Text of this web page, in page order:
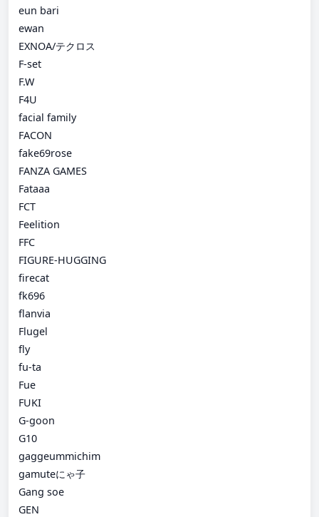
eun bari
ewan
EXNOA/テクロス
F-set
F.W
F4U
facial family
FACON
fake69rose
FANZA GAMES
Fataaa
FCT
Feelition
FFC
FIGURE-HUGGING
firecat
fk696
flanvia
Flugel
fly
fu-ta
Fue
FUKI
G-goon
G10
gaggeummichim
gamuteにゃ子
Gang soe
GEN